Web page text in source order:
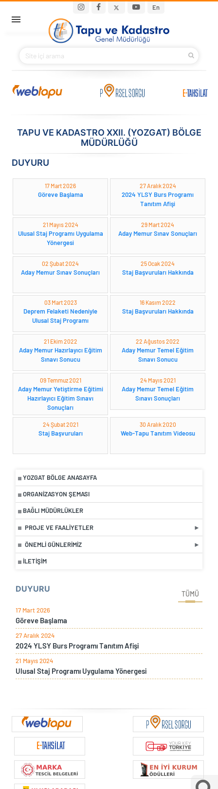
En
Main navigation
BAKANIMIZ
KURUMSAL
İLETIŞIM
TAPU VE KADASTRO XXII. (YOZGAT) BÖLGE
MÜDÜRLÜĞÜ
YOZGAT BÖLGE ANASAYFA
ORGANIZASYON ŞEMASI
BAĞLI MÜDÜRLÜKLER
PROJE VE FAALIYETLER
ÖNEMLI GÜNLERIMIZ
İLETIŞIM
DUYURU
TÜMÜ
17 Mart 2026
Göreve Başlama
27 Aralık 2024
2024 YLSY Burs Programı Tanıtım Afişi
21 Mayıs 2024
Ulusal Staj Programı Uygulama Yönergesi
DUYURU
17 Mart 2026
Göreve Başlama
27 Aralık 2024
2024 YLSY Burs Programı
Tanıtım Afişi
21 Mayıs 2024
Ulusal Staj Programı Uygulama
Yönergesi
29 Mart 2024
Aday Memur Sınav Sonuçları
02 Şubat 2024
Aday Memur Sınav Sonuçları
25 Ocak 2024
Staj Başvuruları Hakkında
03 Mart 2023
Deprem Felaketi Nedeniyle
Ulusal Staj Programı
16 Kasım 2022
Staj Başvuruları Hakkında
21 Ekim 2022
Aday Memur Hazırlayıcı Eğitim
Sınavı Sonucu
22 Ağustos 2022
Aday Memur Temel Eğitim
Sınavı Sonucu
09 Temmuz 2021
Aday Memur Yetiştirme Eğitimi
Hazırlayıcı Eğitim Sınavı
Sonuçları
24 Mayıs 2021
Aday Memur Temel Eğitim
Sınavı Sonuçları
24 Şubat 2021
Staj Başvuruları
30 Aralık 2020
Web-Tapu Tanıtım Videosu